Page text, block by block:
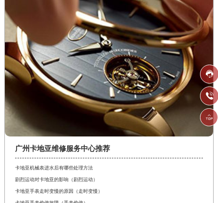
广州卡地亚维修服务中心推荐
卡地亚机械表进水后有哪些处理方法
剧烈运动对卡地亚的影响（剧烈运动）
卡地亚手表走时变慢的原因（走时变慢）


